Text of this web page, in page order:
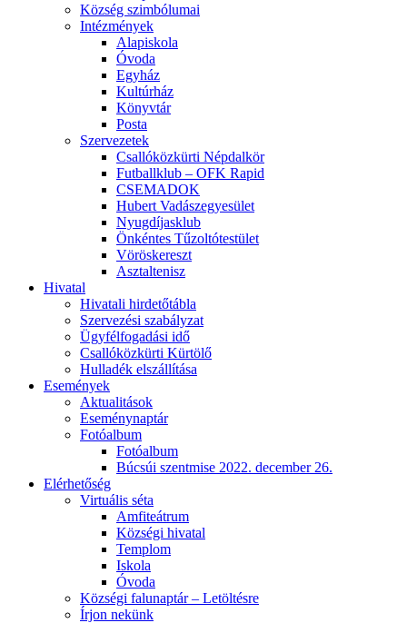
Község szimbólumai
Intézmények
Alapiskola
Óvoda
Egyház
Kultúrház
Könyvtár
Posta
Szervezetek
Csallóközkürti Népdalkör
Futballklub – OFK Rapid
CSEMADOK
Hubert Vadászegyesület
Nyugdíjasklub
Önkéntes Tűzoltótestület
Vöröskereszt
Asztaltenisz
Hivatal
Hivatali hirdetőtábla
Szervezési szabályzat
Ügyfélfogadási idő
Csallóközkürti Kürtölő
Hulladék elszállítása
Események
Aktualitások
Eseménynaptár
Fotóalbum
Fotóalbum
Búcsúi szentmise 2022. december 26.
Elérhetőség
Virtuális séta
Amfiteátrum
Községi hivatal
Templom
Iskola
Óvoda
Községi falunaptár – Letöltésre
Írjon nekünk